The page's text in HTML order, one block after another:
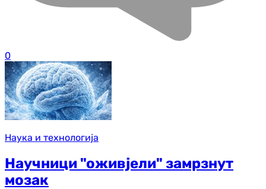
0
Наука и технологија
Научници "оживјели" замрзнут
мозак